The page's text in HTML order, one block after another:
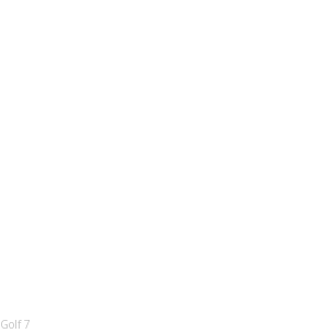
Golf 7